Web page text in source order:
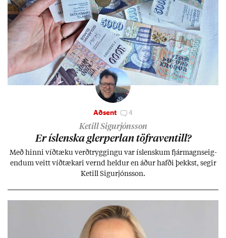
Aðsent 4
Ketill Sigurjónsson
Er ís­lenska glerperl­an töfra­ventill?
Með hinni víð­tæku verð­trygg­ingu var ís­lensk­um fjár­magns­eig­
end­um veitt víð­tæk­ari vernd held­ur en áð­ur hafði þekkst, seg­ir
Ketill Sig­ur­jóns­son.